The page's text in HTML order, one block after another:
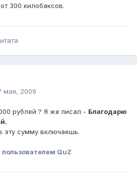
300 килобаксов.
мая, 2009
рублей ? Я же писал - Благодарю
эту сумму включаешь.
пользователем QuZ